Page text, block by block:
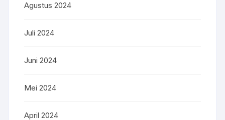
Agustus 2024
Juli 2024
Juni 2024
Mei 2024
April 2024